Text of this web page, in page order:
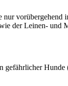
der Leinen-
gefährlicher